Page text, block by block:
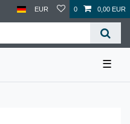
EUR 0 0,00 EUR
☰